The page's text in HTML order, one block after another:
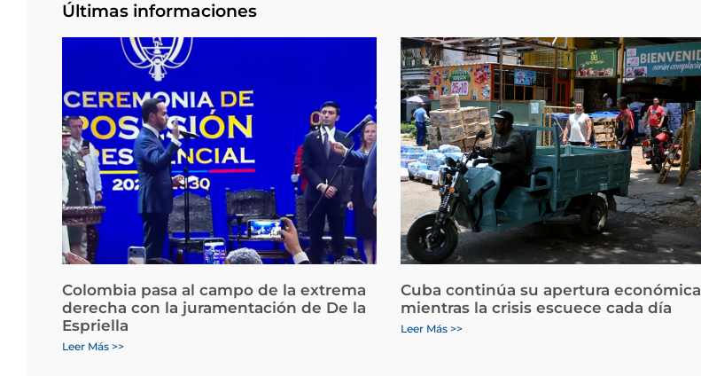
Últimas informaciones
Colombia pasa al campo de la extrema
derecha con la juramentación de De la
Espriella
Leer Más >>
Cuba continúa su apertura económica
mientras la crisis escuece cada día
Leer Más >>